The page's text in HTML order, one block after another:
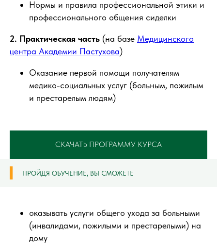
Нормы и правила профессиональной этики и
профессионального общения сиделки
2. Практическая часть (на базе Медицинского
центра Академии Пастухова)
Оказание первой помощи получателям
медико-социальных услуг (больным, пожилым
и престарелым людям)
СКАЧАТЬ ПРОГРАММУ КУРСА
ПРОЙДЯ ОБУЧЕНИЕ, ВЫ СМОЖЕТЕ
оказывать услуги общего ухода за больными
(инвалидами, пожилыми и престарелыми) на
дому